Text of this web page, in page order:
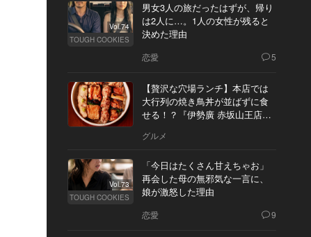
Vol.74
TOUGH COOKIES
男女3人の旅だったはずが、帰り
は2人に…。1人の女性が残ると
決めた理由
恋愛 5
【贅沢な穴場ランチ】本店では
大行列の焼き鳥丼が並ばずに食
せる！？『伊勢廣 赤坂山王店』
グルメ
Vol.73
TOUGH COOKIES
「今日はたくさん甘えちゃお」
再会した母の無邪気な一言に、
娘が激怒した理由
恋愛 9